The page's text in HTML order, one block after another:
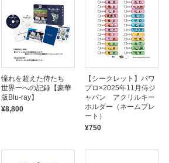
憧れを超えた侍たち
世界一への記録【豪華
版Blu-ray】
¥8,800
【シークレット】パワ
プロ×2025年11月侍ジ
ャパン アクリルキー
ホルダー（ネームプレ
ート）
¥750